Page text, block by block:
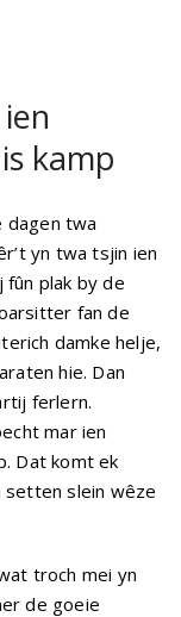
kamp
dagen twa
yn twa tsjin ien
plak by de
fan de
damke helje,
hie. Dan
ferlern.
mar ien
Dat komt ek
setten slein wêze
troch mei yn
de goeie